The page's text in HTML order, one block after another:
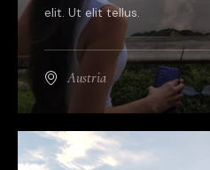
elit. Ut elit tellus.
Austria